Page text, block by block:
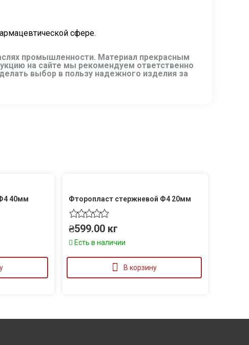
сфере.
промышленности. Материал прекрасным
на сайте мы рекомендуем ответственно
выбор в пользу надежного изделия за
40мм Фторопласт стержневой Ф4 20мм
₴599.00 кг
Есть в наличии
В корзину